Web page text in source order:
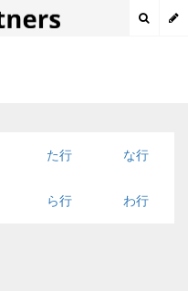
た行 な行
ら行 わ行